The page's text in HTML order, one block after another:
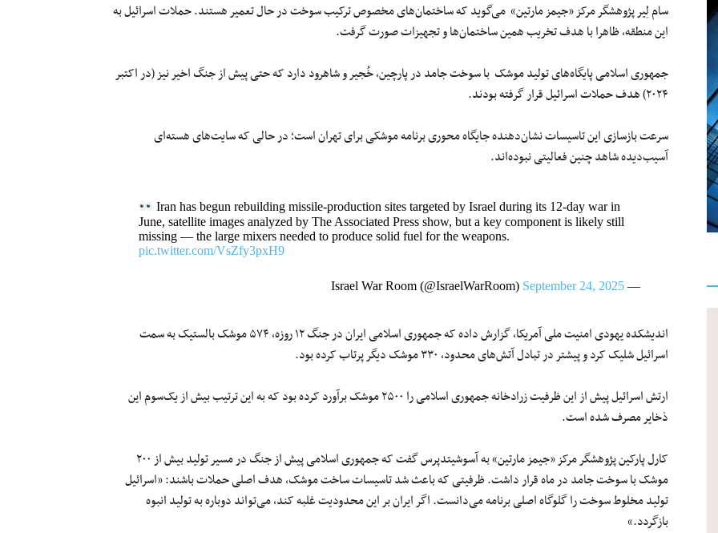
سام لِیر پژوهشگر مرکز «جیمز مارتین» می‌گوید که ساختمان‌های مخصوص ترکیب سوخت در حال تعمیر هستند. حملات اسرائیل به
این منطقه، ظاهرا با هدف تخریب همین ساختمان‌ها و تجهیزات صورت گرفت.
جمهوری اسلامی پایگاه‌های تولید موشک با سوخت جامد در پارچین، خُجیر و شاهرود دارد که حتی پیش از جنگ اخیر نیز (در اکتبر
۲۰۲۴) هدف حملات اسرائیل قرار گرفته بودند.
سرعت بازسازی این تاسیسات نشان‌دهنده جایگاه محوری برنامه موشکی برای تهران است؛ در حالی که سایت‌های هسته‌ای
آسیب‌دیده شاهد چنین فعالیتی نبوده‌اند.
Iran has begun rebuilding missile-production sites targeted by Israel during its 12-day war in
June, satellite images analyzed by The Associated Press show, but a key component is likely still
missing — the large mixers needed to produce solid fuel for the weapons.
pic.twitter.com/VsZfy3pxH9
— Israel War Room (@IsraelWarRoom)
September 24, 2025
اندیشکده یهودی امنیت ملی آمریکا، گزارش داده که جمهوری اسلامی ایران در جنگ ۱۲ روزه، ۵۷۴ موشک بالستیک به سمت
اسرائیل شلیک کرد و پیشتر در تبادل آتش‌های محدود، ۳۳۰ موشک دیگر پرتاب کرده بود.
ارتش اسرائیل پیش‌ از این ظرفیت زرادخانه جمهوری اسلامی را ۲۵۰۰ موشک برآورد کرده بود که به این ترتیب بیش از یک‌سوم این
ذخایر مصرف شده است.
کارل پارکین پژوهشگر مرکز «جیمز مارتین» به آسوشیتدپرس گفت که جمهوری اسلامی پیش از جنگ در مسیر تولید بیش از ۲۰۰
موشک با سوخت جامد در ماه قرار داشت. ظرفیتی که باعث شد تاسیسات ساخت موشک، هدف اصلی حملات باشند: «اسرائیل
تولید مخلوط سوخت را گلوگاه اصلی برنامه می‌دانست. اگر ایران بر این محدودیت غلبه کند، می‌تواند دوباره به تولید انبوه
بازگردد.»